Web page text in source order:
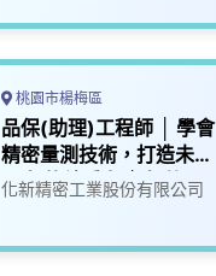
桃園市楊梅區
品保(助理)工程師 │ 學會
精密量測技術，打造未來
10年的競爭力 │ 年薪50
化新精密工業股份有限公司